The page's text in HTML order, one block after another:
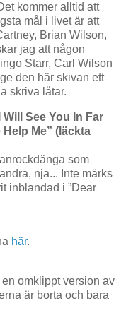
kommer alltid att
mål i livet är att
Brian Wilson,
jag att någon
Starr, Carl Wilson
den här skivan ett
skriva låtar.
Will See You In Far
Me” (läckta
som
nja... Inte märks
inblandad i ”Dear
här.
omklippt version av
är borta och bara